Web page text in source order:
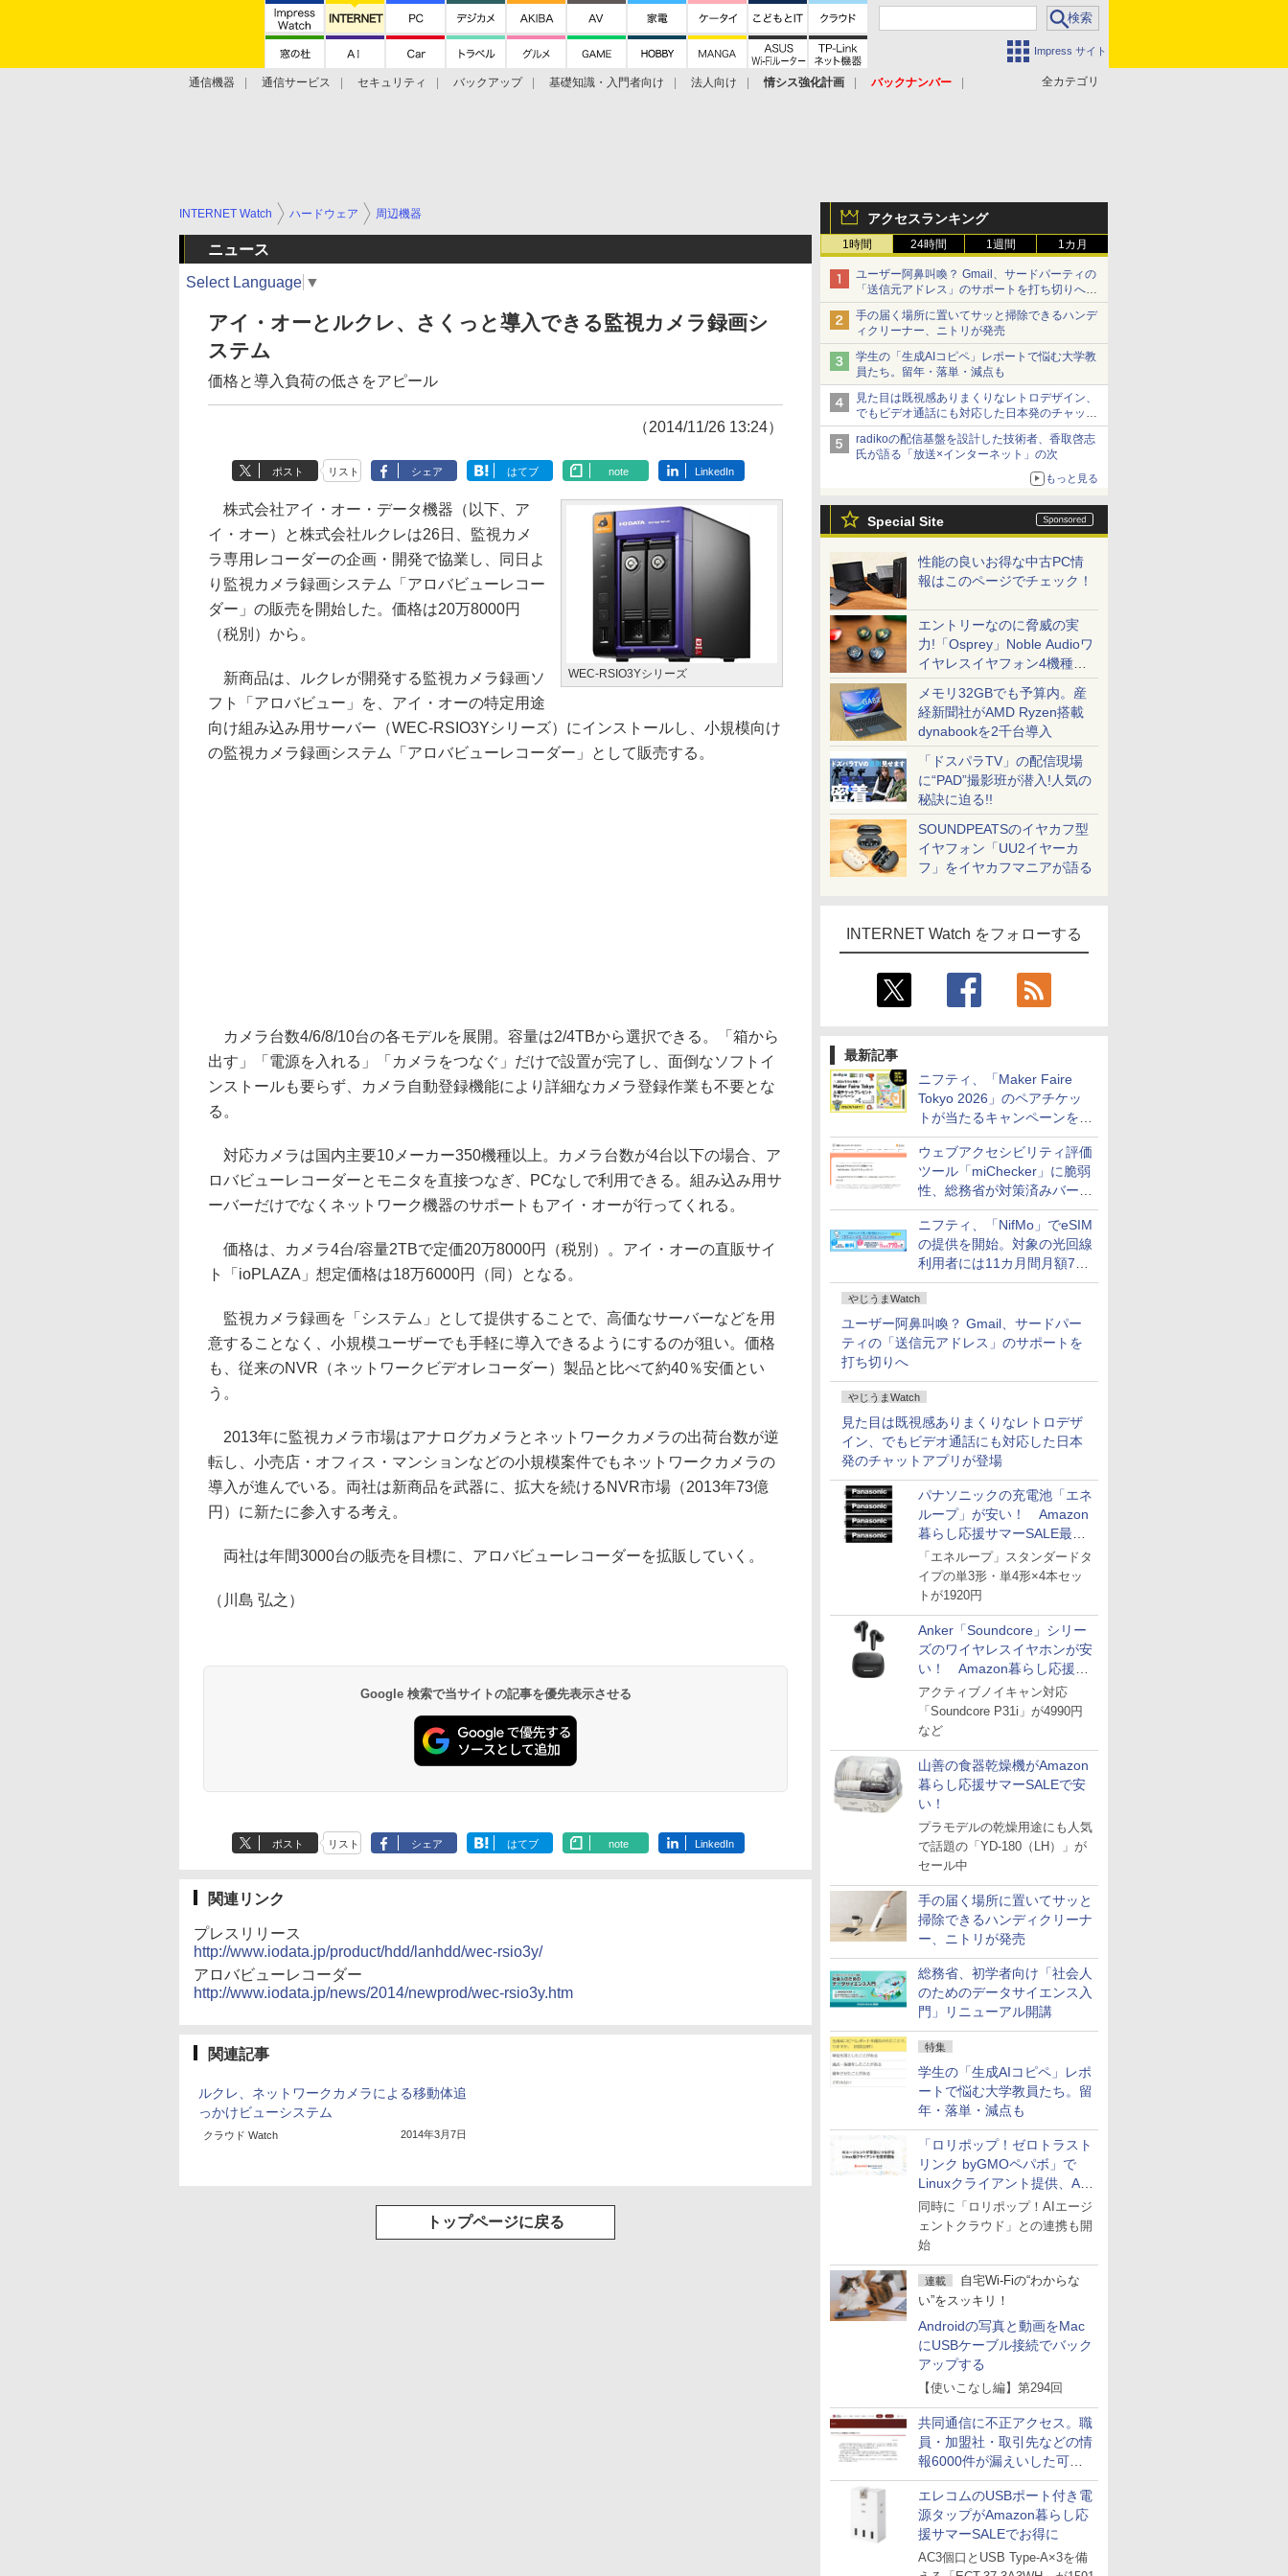
Impress サイト
全カテゴリ
通信機器 通信サービス セキュリティ バックアップ 基礎知識・入門者向け 法人向け 情シス強化計画
バックナンバー
アクセスランキング
1時間 24時間 1週間 1カ月
ユーザー阿鼻叫喚？ Gmail、サードパーティの
「送信元アドレス」のサポートを打ち切りへ
【やじうまWatch】
手の届く場所に置いてサッと掃除できるハンデ
ィクリーナー、ニトリが発売
学生の「生成AIコピペ」レポートで悩む大学教
員たち。留年・落単・減点も
見た目は既視感ありまくりなレトロデザイン、
でもビデオ通話にも対応した日本発のチャット
アプリが登場【やじうまWatch】
radikoの配信基盤を設計した技術者、香取啓志
氏が語る「放送×インターネット」の次
もっと見る
Special Site
性能の良いお得な中古PC情
報はこのページでチェック！
エントリーなのに脅威の実
力!「Osprey」Noble Audioワ
イヤレスイヤフォン4機種を
一気に聴く
メモリ32GBでも予算内。産
経新聞社がAMD Ryzen搭載
dynabookを2千台導入
「ドスパラTV」の配信現場
に“PAD”撮影班が潜入!人気の
秘訣に迫る!!
SOUNDPEATSのイヤカフ型
イヤフォン「UU2イヤーカ
フ」をイヤカフマニアが語る
INTERNET Watch をフォローする
最新記事
ニフティ、「Maker Faire
Tokyo 2026」のペアチケッ
トが当たるキャンペーンをX
で実施。8月16日まで
ウェブアクセシビリティ評価
ツール「miChecker」に脆弱
性、総務省が対策済みバージ
ョンへの更新を呼び掛け
ニフティ、「NifMo」でeSIM
の提供を開始。対象の光回線
利用者には11カ月間月額770
円割引のキャンペーン
やじうまWatch
ユーザー阿鼻叫喚？ Gmail、サードパー
ティの「送信元アドレス」のサポートを
打ち切りへ
やじうまWatch
見た目は既視感ありまくりなレトロデザ
イン、でもビデオ通話にも対応した日本
発のチャットアプリが登場
パナソニックの充電池「エネ
ループ」が安い！ Amazon
暮らし応援サマーSALE最終
日
「エネループ」スタンダードタ
イプの単3形・単4形×4本セッ
トが1920円
Anker「Soundcore」シリー
ズのワイヤレスイヤホンが安
い！ Amazon暮らし応援サ
マーSALE
アクティブノイキャン対応
「Soundcore P31i」が4990円
など
山善の食器乾燥機がAmazon
暮らし応援サマーSALEで安
い！
プラモデルの乾燥用途にも人気
で話題の「YD-180（LH）」が
セール中
手の届く場所に置いてサッと
掃除できるハンディクリーナ
ー、ニトリが発売
総務省、初学者向け「社会人
のためのデータサイエンス入
門」リニューアル開講
特集
学生の「生成AIコピペ」レポ
ートで悩む大学教員たち。留
年・落単・減点も
「ロリポップ！ゼロトラスト
リンク byGMOペパボ」で
Linuxクライアント提供、AI
エージェントの接続が容易に
同時に「ロリポップ！AIエージ
ェントクラウド」との連携も開
始
連載
自宅Wi-Fiの“わからな
い”をスッキリ！
Androidの写真と動画をMac
にUSBケーブル接続でバック
アップする
【使いこなし編】第294回
共同通信に不正アクセス。職
員・加盟社・取引先などの情
報6000件が漏えいした可能
性
エレコムのUSBポート付き電
源タップがAmazon暮らし応
援サマーSALEでお得に
AC3個口とUSB Type-A×3を備
INTERNET Watch ハードウェア 周辺機器
ニュース
Select Language ▼
アイ・オーとルクレ、さくっと導入できる監視カメラ録画シ
ステム
価格と導入負荷の低さをアピール
（2014/11/26 13:24）
ポスト リスト シェア はてブ note LinkedIn
WEC-RSIO3Yシリーズ
株式会社アイ・オー・データ機器（以下、ア
イ・オー）と株式会社ルクレは26日、監視カメ
ラ専用レコーダーの企画・開発で協業し、同日よ
り監視カメラ録画システム「アロバビューレコー
ダー」の販売を開始した。価格は20万8000円
（税別）から。
新商品は、ルクレが開発する監視カメラ録画ソ
フト「アロバビュー」を、アイ・オーの特定用途
向け組み込み用サーバー（WEC-RSIO3Yシリーズ）にインストールし、小規模向け
の監視カメラ録画システム「アロバビューレコーダー」として販売する。
カメラ台数4/6/8/10台の各モデルを展開。容量は2/4TBから選択できる。「箱から
出す」「電源を入れる」「カメラをつなぐ」だけで設置が完了し、面倒なソフトイ
ンストールも要らず、カメラ自動登録機能により詳細なカメラ登録作業も不要とな
る。
対応カメラは国内主要10メーカー350機種以上。カメラ台数が4台以下の場合、ア
ロバビューレコーダーとモニタを直接つなぎ、PCなしで利用できる。組み込み用サ
ーバーだけでなくネットワーク機器のサポートもアイ・オーが行ってくれる。
価格は、カメラ4台/容量2TBで定価20万8000円（税別）。アイ・オーの直販サイ
ト「ioPLAZA」想定価格は18万6000円（同）となる。
監視カメラ録画を「システム」として提供することで、高価なサーバーなどを用
意することなく、小規模ユーザーでも手軽に導入できるようにするのが狙い。価格
も、従来のNVR（ネットワークビデオレコーダー）製品と比べて約40％安価とい
う。
2013年に監視カメラ市場はアナログカメラとネットワークカメラの出荷台数が逆
転し、小売店・オフィス・マンションなどの小規模案件でもネットワークカメラの
導入が進んでいる。両社は新商品を武器に、拡大を続けるNVR市場（2013年73億
円）に新たに参入する考え。
両社は年間3000台の販売を目標に、アロバビューレコーダーを拡販していく。
（川島 弘之）
Google 検索で当サイトの記事を優先表示させる
ポスト リスト シェア はてブ note LinkedIn
関連リンク
プレスリリース
http://www.iodata.jp/product/hdd/lanhdd/wec-rsio3y/
アロバビューレコーダー
http://www.iodata.jp/news/2014/newprod/wec-rsio3y.htm
関連記事
ルクレ、ネットワークカメラによる移動体追
っかけビューシステム
クラウド Watch 2014年3月7日
トップページに戻る